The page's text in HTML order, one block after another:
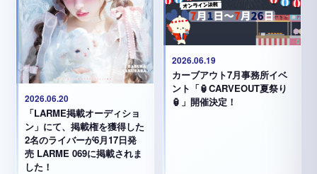
2026.06.20
「LARME掲載オーディショ
ン」にて、掲載権を獲得した
2名のライバーが6月17日発
売 LARME 069に掲載されま
した！
2026.06.19
カーブアウト7月事務所イベ
ント「🏮CARVEOUT夏祭り
🏮」開催決定！